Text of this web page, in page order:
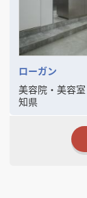
ヒアリングでは
いらっしゃる空
ちは、条件面の
参考資料・イメ
案させていただき
開店計画の初期段
いたします。オー
て最適な物件をお
過去の実績と経
ローガン
美容院・美容
知県